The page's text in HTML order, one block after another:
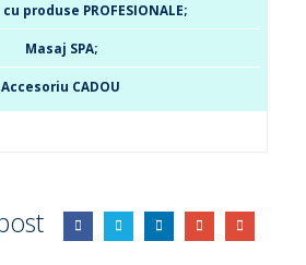
produse PROFESIONALE;
Masaj SPA;
Accesoriu CADOU